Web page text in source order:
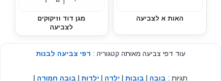
האות א לצביעה
מגן דוד וזיקוקים
לצביעה
עוד דפי צביעה מאותה קטגוריה : דפי צביעה לבנות
תגיות : בובה בובות ילדה ילדות בובה חמודה